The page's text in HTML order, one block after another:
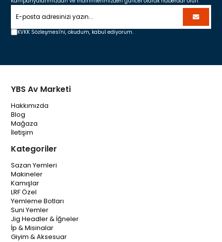
KVKK Sözleşmesi'ni, okudum, kabul ediyorum.
YBS Av Marketi
Hakkımızda
Blog
Mağaza
İletişim
Kategoriler
Sazan Yemleri
Makineler
Kamışlar
LRF Özel
Yemleme Botları
Suni Yemler
Jig Headler & İğneler
İp & Misinalar
Giyim & Aksesuar